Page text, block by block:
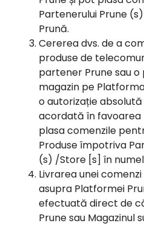
Partenerului Prune
Prună.
Cererea dvs. de a
produse de
partener Prune sau o
magazin pe
o autorizație
acordată în favoarea
plasa comenzile
Produse împotriva
(s) /Store [s] în
Livrarea unei
asupra Platformei
efectuată direct de
Prune sau Magazinul